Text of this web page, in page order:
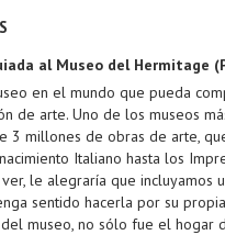
al Museo del Hermitage
en el mundo que pueda
de arte. Uno de los museos
3 millones de obras de arte,
Italiano hasta los
le alegraría que incluyamos
sentido hacerla por su
museo, no sólo fue el hogar